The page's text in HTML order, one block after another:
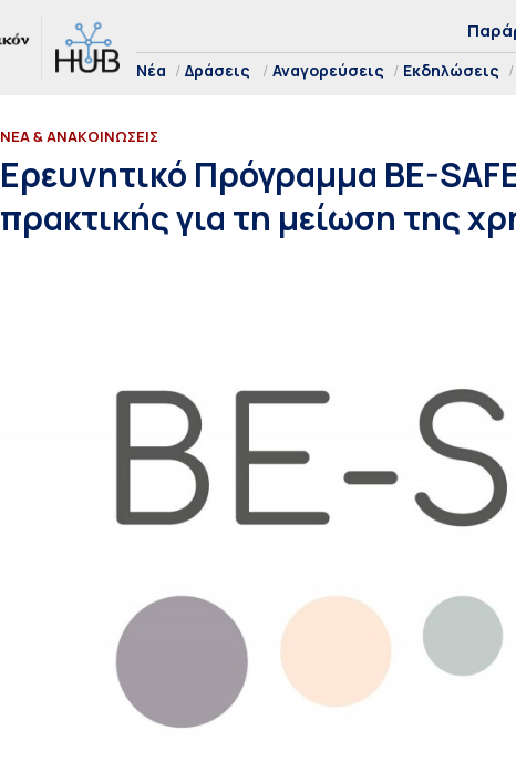
Νέα Δράσεις Αναγορεύσεις Εκδηλώσεις
ΝΕΑ & ΑΝΑΚΟΙΝΩΣΕΙΣ
Ερευνητικό Πρόγραμμα BE-
πρακτικής για τη μείωση της